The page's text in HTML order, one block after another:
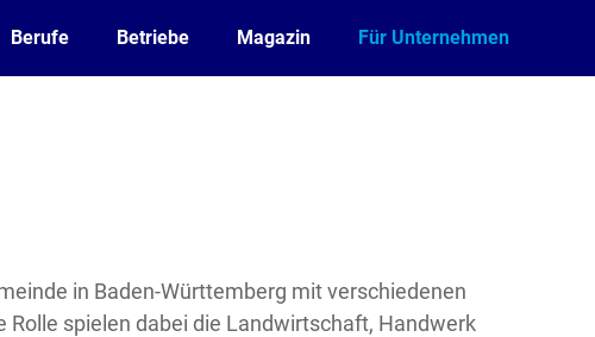
Berufe Betriebe Magazin Für Unternehmen
in Baden-Württemberg mit verschiedenen
Rolle spielen dabei die Landwirtschaft, Handwerk